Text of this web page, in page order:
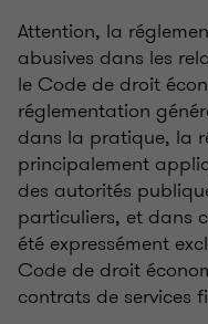
Attention, la
abusives dans les
le Code de droit
réglementation
dans la pratique, la
principalement
des autorités
particuliers, et dans
été expressément
Code de droit
contrats de services